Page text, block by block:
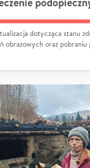
dotycząca stanu
obrazowych oraz pobraniu